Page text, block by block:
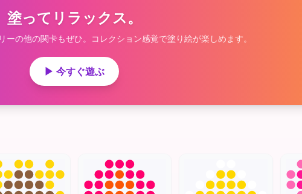
塗ってリラックス。
ーの他の関卡もぜひ。コレクション感覚で塗り絵が楽しめます。
▶ 今すぐ遊ぶ